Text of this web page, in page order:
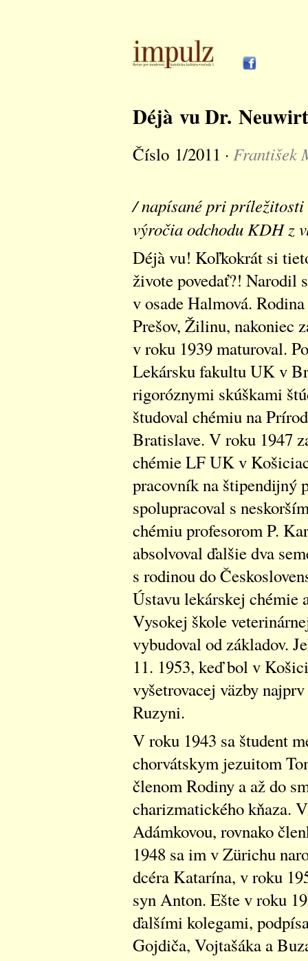
Déjà vu Dr.
Číslo 1/2011 · František
/ napísané pri príležitosti
výročia odchodu KDH z
Déjà vu! Koľkokrát si
živote povedať?! Narodil
v osade Halmová.
Prešov, Žilinu, nakoniec
v roku 1939 maturoval.
Lekársku fakultu UK v
rigoróznymi skúškami
študoval chémiu na
Bratislave. V roku 1947
chémie LF UK v
pracovník na štipendijný
spolupracoval s
chémiu profesorom P.
absolvoval ďalšie dva
s rodinou do
Ústavu lekárskej chémie
Vysokej škole
vybudoval od základov.
11. 1953, keď bol v
vyšetrovacej väzby
Ruzyni.
V roku 1943 sa študent
chorvátskym jezuitom
členom Rodiny a až do
charizmatického kňaza.
Adámkovou, rovnako
1948 sa im v Zürichu
dcéra Katarína, v roku
syn Anton. Ešte v roku
ďalšími kolegami,
Gojdiča, Vojtašáka a